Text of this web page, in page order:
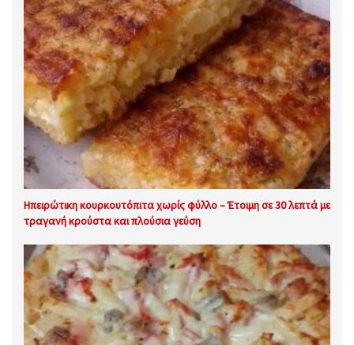
Ηπειρώτικη κουρκουτόπιτα χωρίς φύλλο – Έτοιμη σε 30 λεπτά με
τραγανή κρούστα και πλούσια γεύση